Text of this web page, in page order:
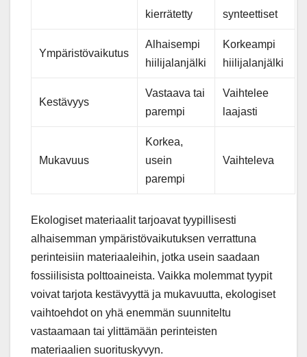
kierrätetty
synteettiset
Ympäristövaikutus
Alhaisempi
hiilijalanjälki
Korkeampi
hiilijalanjälki
Kestävyys
Vastaava tai
parempi
Vaihtelee
laajasti
Mukavuus
Korkea,
usein
parempi
Vaihteleva
Ekologiset materiaalit tarjoavat tyypillisesti
alhaisemman ympäristövaikutuksen verrattuna
perinteisiin materiaaleihin, jotka usein saadaan
fossiilisista polttoaineista. Vaikka molemmat tyypit
voivat tarjota kestävyyttä ja mukavuutta, ekologiset
vaihtoehdot on yhä enemmän suunniteltu
vastaamaan tai ylittämään perinteisten
materiaalien suorituskyvyn.